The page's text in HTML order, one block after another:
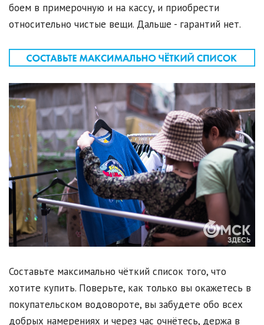
боем в примерочную и на кассу, и приобрести
относительно чистые вещи. Дальше - гарантий нет.
Составьте максимально чёткий список того, что
хотите купить. Поверьте, как только вы окажетесь в
покупательском водовороте, вы забудете обо всех
добрых намерениях и через час очнётесь, держа в